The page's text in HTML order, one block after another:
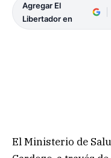
Agregar El
Libertador en
El Ministerio de